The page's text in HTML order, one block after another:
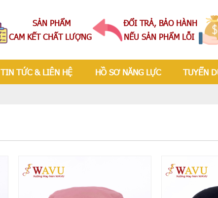
SẢN PHẨM
CAM KẾT CHẤT LƯỢNG
ĐỔI TRẢ, BẢO HÀNH
NẾU SẢN PHẨM LỖI
TIN TỨC & LIÊN HỆ HỒ SƠ NĂNG LỰC TUYỂN